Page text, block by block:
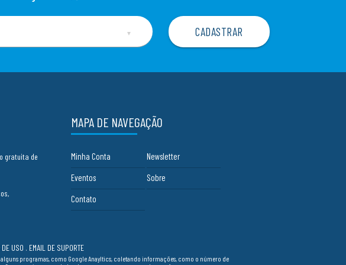
▼
gratuita de
MAPA DE NAVEGAÇÃO
Minha Conta
Newsletter
Eventos
Sobre
Contato
DE USO . EMAIL DE SUPORTE
programas, como Google Anayltics, coletando informações, como o número de